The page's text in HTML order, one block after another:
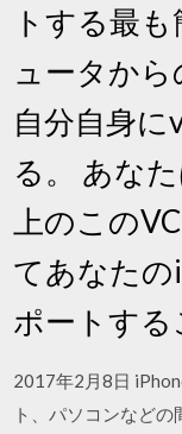
トする最
ュータか
自分自身に
る。 あな
上のこの
てあなた
ポートする
2017年2月8日
ト、パソコンなど